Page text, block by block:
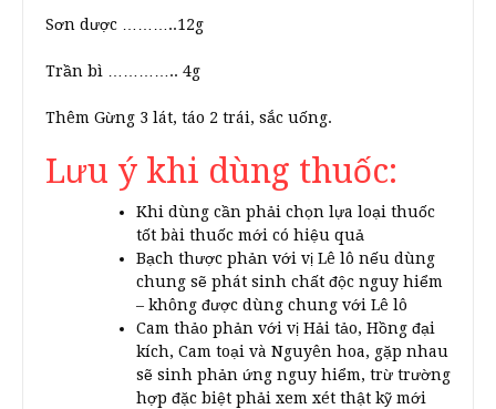
Sơn dược ………..12g
Trần bì ………….. 4g
Thêm Gừng 3 lát, táo 2 trái, sắc uống.
Lưu ý khi dùng thuốc:
Khi dùng cần phải chọn lựa loại thuốc
tốt bài thuốc mới có hiệu quả
Bạch thược phản với vị Lê lô nếu dùng
chung sẽ phát sinh chất độc nguy hiểm
– không được dùng chung với Lê lô
Cam thảo phản với vị Hải tảo, Hồng đại
kích, Cam toại và Nguyên hoa, gặp nhau
sẽ sinh phản ứng nguy hiểm, trừ trường
hợp đặc biệt phải xem xét thật kỹ mới